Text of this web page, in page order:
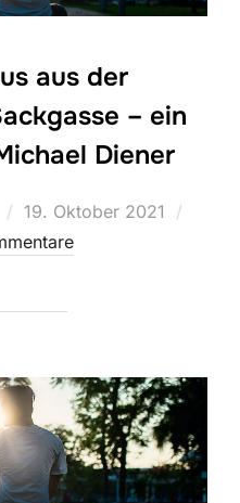
aus der
– ein
Diener
Veröffentlicht
am
19. Oktober 2021